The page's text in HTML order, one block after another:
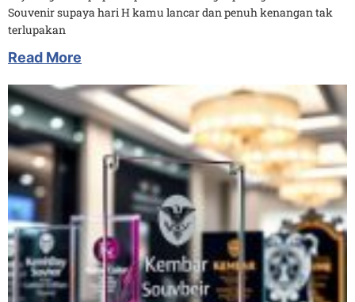
Souvenir supaya hari H kamu lancar dan penuh kenangan tak
terlupakan
Read More